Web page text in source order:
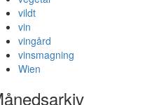
vildt
vin
vingård
vinsmagning
Wien